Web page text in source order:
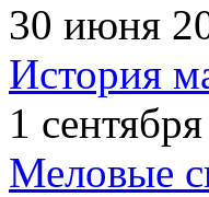
30 июня
История
1
Меловые